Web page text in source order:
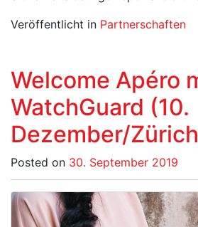
Veröffentlicht in Partnerschaften
Welcome Apéro
WatchGuard (10.
Dezember/
Posted on 30. September 2019